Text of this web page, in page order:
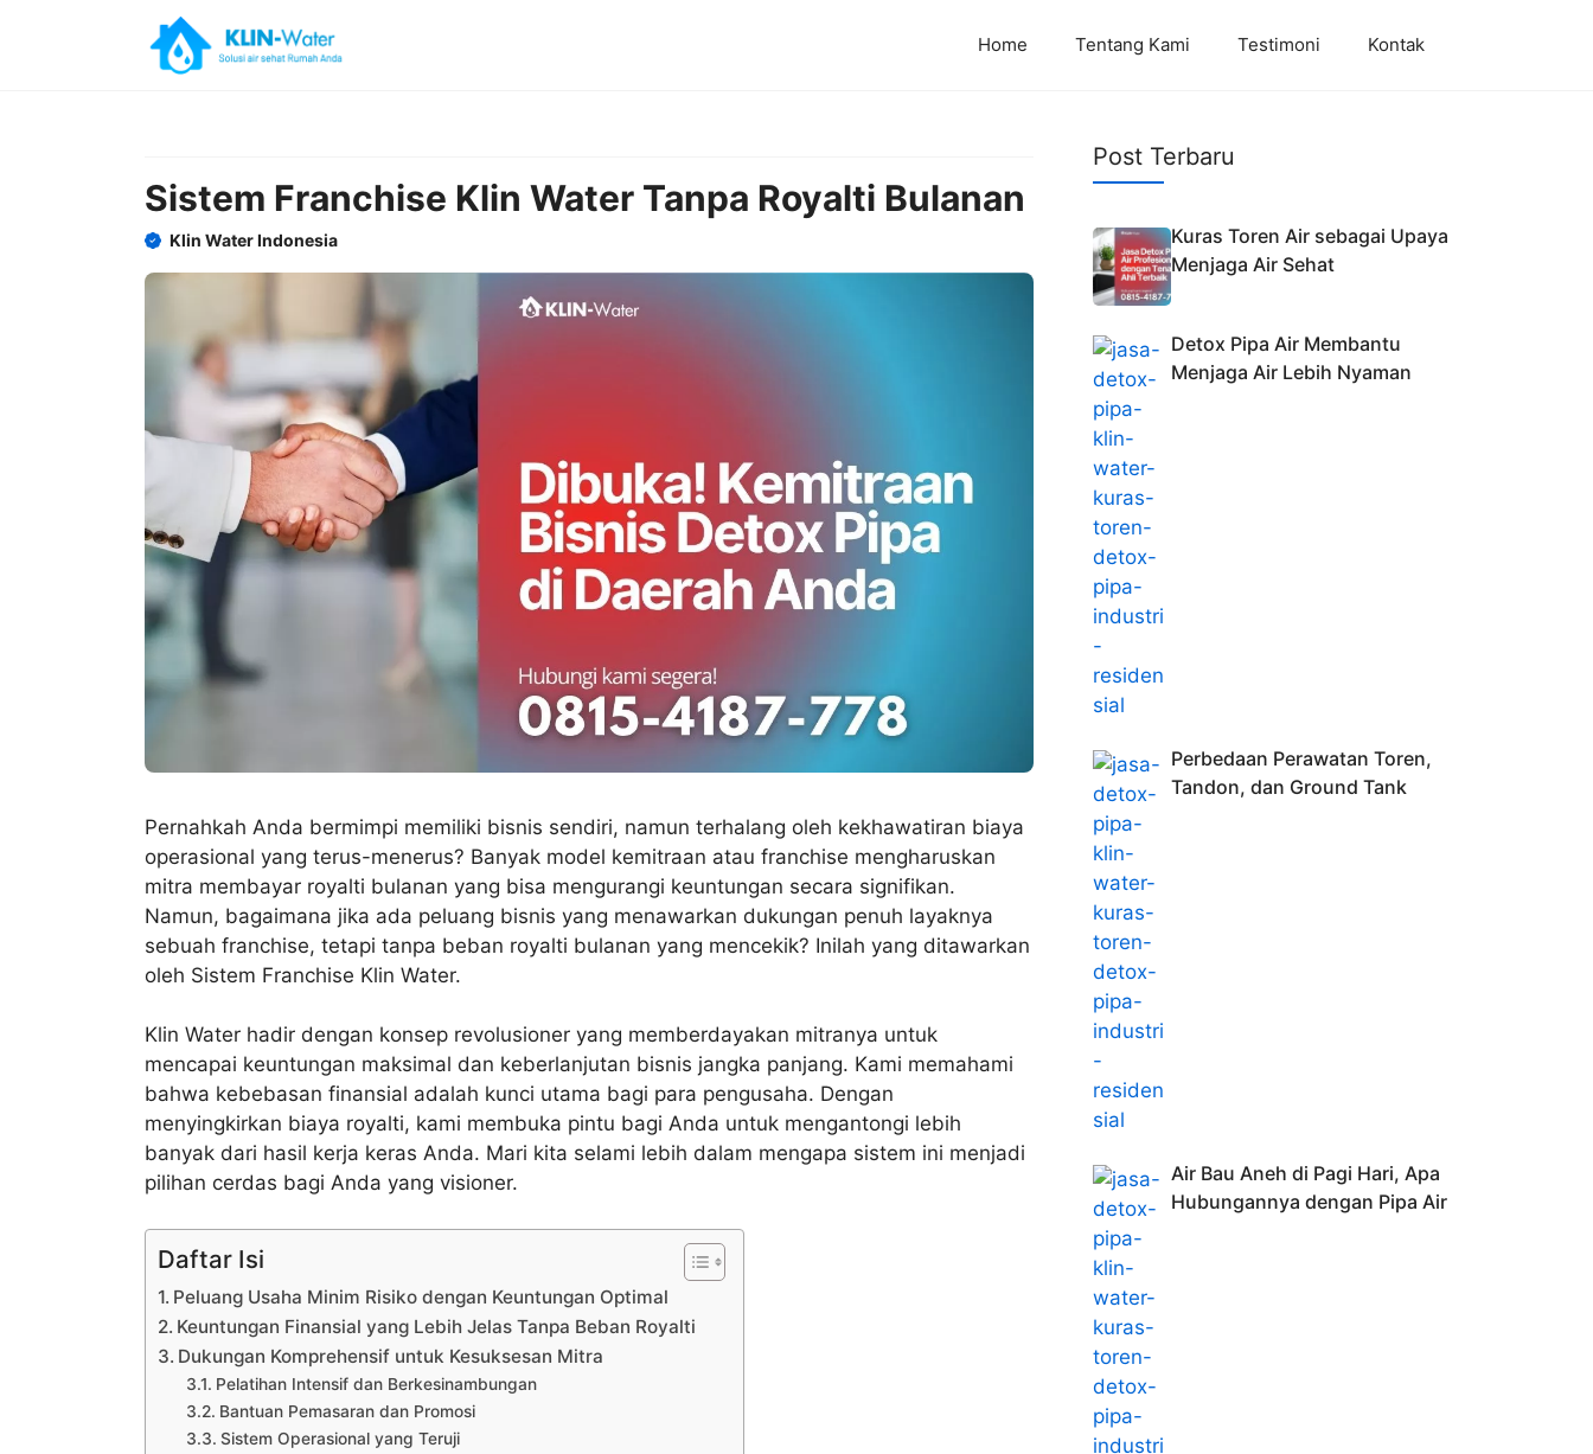
Home Tentang Kami Testimoni Kontak
Sistem Franchise Klin Water Tanpa Royalti Bulanan
Klin Water Indonesia
Pernahkah Anda bermimpi memiliki bisnis sendiri, namun terhalang oleh kekhawatiran biaya
operasional yang terus-menerus? Banyak model kemitraan atau franchise mengharuskan
mitra membayar royalti bulanan yang bisa mengurangi keuntungan secara signifikan.
Namun, bagaimana jika ada peluang bisnis yang menawarkan dukungan penuh layaknya
sebuah franchise, tetapi tanpa beban royalti bulanan yang mencekik? Inilah yang ditawarkan
oleh Sistem Franchise Klin Water.
Klin Water hadir dengan konsep revolusioner yang memberdayakan mitranya untuk
mencapai keuntungan maksimal dan keberlanjutan bisnis jangka panjang. Kami memahami
bahwa kebebasan finansial adalah kunci utama bagi para pengusaha. Dengan
menyingkirkan biaya royalti, kami membuka pintu bagi Anda untuk mengantongi lebih
banyak dari hasil kerja keras Anda. Mari kita selami lebih dalam mengapa sistem ini menjadi
pilihan cerdas bagi Anda yang visioner.
Daftar Isi
Peluang Usaha Minim Risiko dengan Keuntungan Optimal
Keuntungan Finansial yang Lebih Jelas Tanpa Beban Royalti
Dukungan Komprehensif untuk Kesuksesan Mitra
Pelatihan Intensif dan Berkesinambungan
Bantuan Pemasaran dan Promosi
Sistem Operasional yang Teruji
Post Terbaru
Kuras Toren Air sebagai Upaya
Menjaga Air Sehat
Detox Pipa Air Membantu
Menjaga Air Lebih Nyaman
Perbedaan Perawatan Toren,
Tandon, dan Ground Tank
Air Bau Aneh di Pagi Hari, Apa
Hubungannya dengan Pipa Air